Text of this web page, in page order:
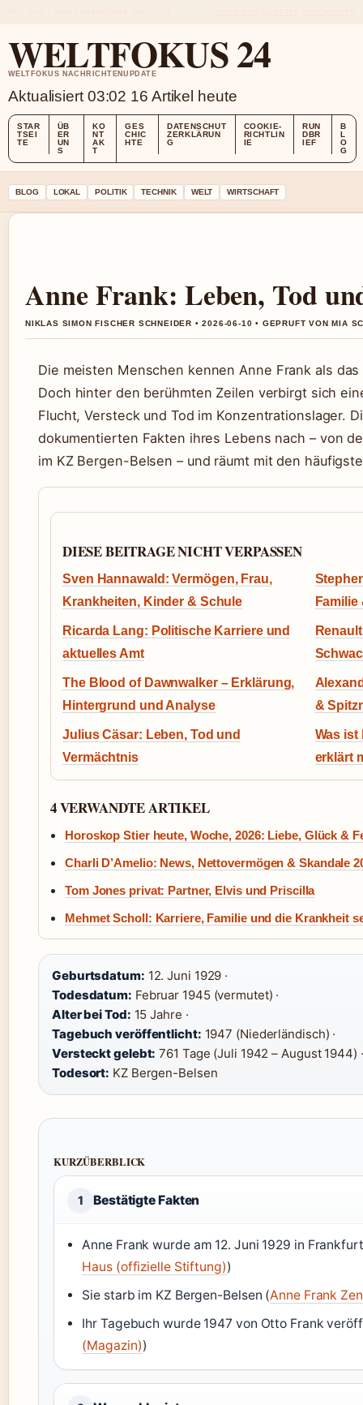
WELTFOKUS 24
WELTFOKUS NACHRICHTENUPDATE
Aktualisiert 03:02 16 Artikel heute
STAR
TSEI
TE
ÜB
ER
UN
S
KO
NT
AK
T
GES
CHIC
HTE
DATENSCHUT
ZERKLÄRUN
G
COOKIE-
RICHTLIN
IE
RUN
DBR
IEF
B
L
O
G
BLOG LOKAL POLITIK TECHNIK WELT WIRTSCHAFT
Anne Frank: Leben, Tod
NIKLAS SIMON FISCHER SCHNEIDER • 2026-06-10 • GEPRUFT VON MIA
Die meisten Menschen kennen Anne Frank als
Doch hinter den berühmten Zeilen verbirgt sich
Flucht, Versteck und Tod im Konzentrationslager.
dokumentierten Fakten ihres Lebens nach – von
im KZ Bergen-Belsen – und räumt mit den
DIESE BEITRAGE NICHT VERPASSEN
Sven Hannawald: Vermögen, Frau,
Krankheiten, Kinder & Schule
Familie
Ricarda Lang: Politische Karriere und
aktuelles Amt
The Blood of Dawnwalker – Erklärung,
Hintergrund und Analyse
&
Julius Cäsar: Leben, Tod und
Vermächtnis
Was ist
erklärt
4 VERWANDTE ARTIKEL
Horoskop Stier heute, Woche, 2026: Liebe, Glück &
Charli D’Amelio: News, Nettovermögen & Skandale
Tom Jones privat: Partner, Elvis und Priscilla
Mehmet Scholl: Karriere, Familie und die Krankheit
Geburtsdatum: 12. Juni 1929 ·
Todesdatum: Februar 1945 (vermutet) ·
Alter bei Tod: 15 Jahre ·
Tagebuch veröffentlicht: 1947 (Niederländisch) ·
Versteckt gelebt: 761 Tage (Juli 1942 – August 1944) ·
Todesort: KZ Bergen-Belsen
KURZÜBERBLICK
1 Bestätigte Fakten
Anne Frank wurde am 12. Juni 1929 in
Haus (offizielle Stiftung))
Sie starb im KZ Bergen-Belsen (Anne Frank
Ihr Tagebuch wurde 1947 von Otto Frank
(Magazin))